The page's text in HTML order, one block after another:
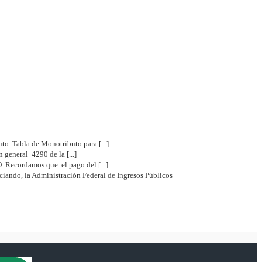
Tabla de Monotributo para [...]
general 4290 de la [...]
Recordamos que el pago del [...]
la Administración Federal de Ingresos Públicos